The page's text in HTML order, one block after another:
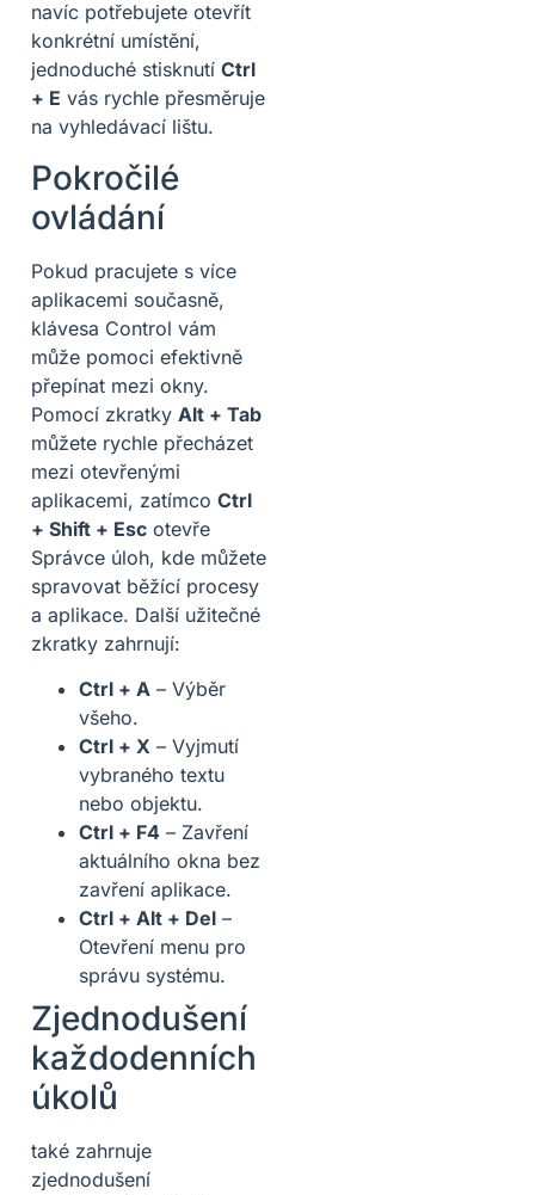
navíc potřebujete otevřít
konkrétní umístění,
jednoduché stisknutí Ctrl
+ E vás rychle přesměruje
na vyhledávací lištu.
Pokročilé
ovládání
Pokud pracujete s více
aplikacemi současně,
klávesa Control vám
může pomoci efektivně
přepínat mezi okny.
Pomocí zkratky Alt + Tab
můžete rychle přecházet
mezi otevřenými
aplikacemi, zatímco Ctrl
+ Shift + Esc otevře
Správce úloh, kde můžete
spravovat běžící procesy
a aplikace. Další užitečné
zkratky zahrnují:
Ctrl + A – Výběr
všeho.
Ctrl + X – Vyjmutí
vybraného textu
nebo objektu.
Ctrl + F4 – Zavření
aktuálního okna bez
zavření aplikace.
Ctrl + Alt + Del –
Otevření menu pro
správu systému.
Zjednodušení
každodenních
úkolů
také zahrnuje
zjednodušení